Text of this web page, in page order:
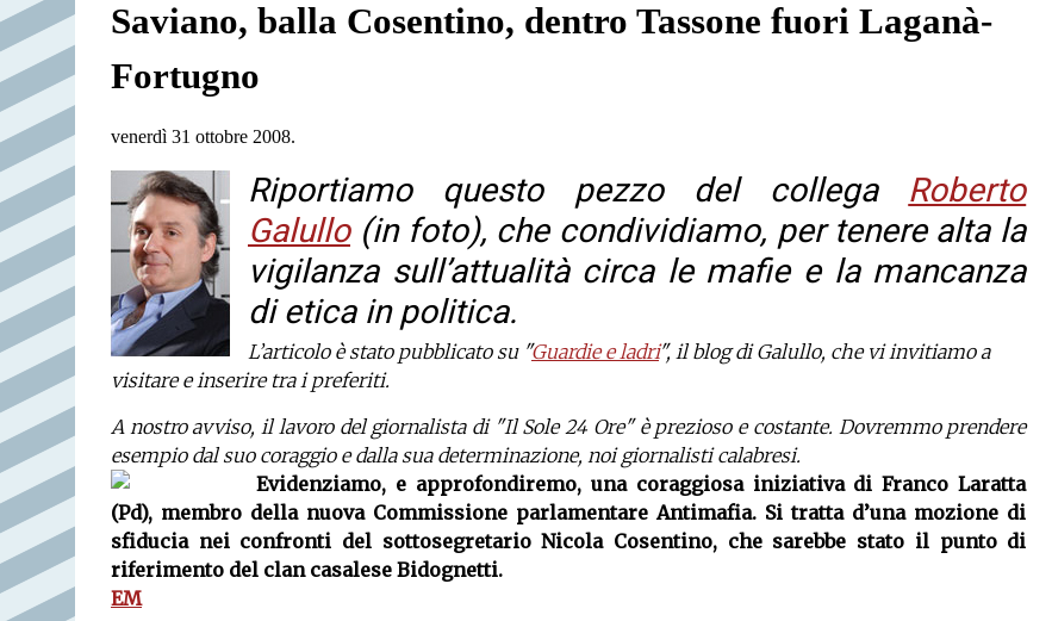
Saviano, balla Cosentino, dentro Tassone fuori Laganà-
Fortugno
venerdì 31 ottobre 2008.
Riportiamo questo pezzo del collega Roberto
Galullo(in foto), che condividiamo, per tenere alta la
vigilanza sull’attualità circa le mafie e la mancanza
di etica in politica.
L’articolo è stato pubblicato su "Guardie e ladri", il blog di Galullo, che vi invitiamo a
visitare e inserire tra i preferiti.
A nostro avviso, il lavoro del giornalista di "Il Sole 24 Ore" è prezioso e costante. Dovremmo prendere
esempio dal suo coraggio e dalla sua determinazione, noi giornalisti calabresi.
Evidenziamo, e approfondiremo, una coraggiosa iniziativa di Franco Laratta
(Pd), membro della nuova Commissione parlamentare Antimafia. Si tratta d’una mozione di
sfiducia nei confronti del sottosegretario Nicola Cosentino, che sarebbe stato il punto di
riferimento del clan casalese Bidognetti.
EM